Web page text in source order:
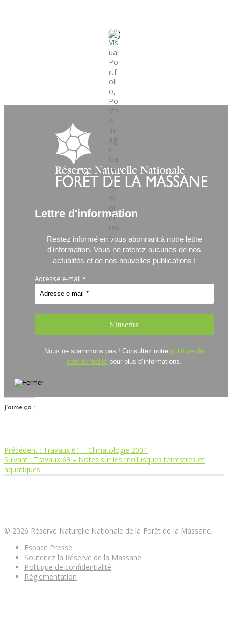
Lettre d'information
Restez informé en vous abonnant à notre lettre
d'information. Vous ne raterez aucunes de nos
actualités et de nos nouvelles publications !
Adresse e-mail *
Nous ne spammons pas ! Consultez notre politique de
confidentialité pour plus d’informations.
J’aime ça :
Navigation
de
Précédent : Article
précédent
Travaux 61 – Climatologie 2001
Suivant : Article
suivant
Travaux 63 – Notes sur les mollusques terrestres et
aquatiques
© 2026 Réserve Naturelle Nationale de la Forêt de la Massane.
Espace Presse
Soutenez la Réserve de la Massane
Politique de confidentialité
Réglementation